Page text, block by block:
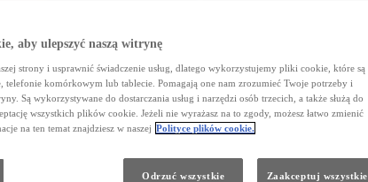
aby ulepszyć naszą witrynę
strony i usprawnić świadczenie usług, dlatego wykorzystujemy pliki cookie, które są
telefonie komórkowym lub tablecie. Pomagają one nam zrozumieć Twoje potrzeby i
Są wykorzystywane do dostarczania usług i narzędzi osób trzecich, a także służą do
wszystkich plików cookie. Jeżeli nie wyrażasz na to zgody, możesz łatwo zmienić
na ten temat znajdziesz w naszej Polityce plików cookie.
Odrzuć wszystkie Zaakceptuj wszystkie